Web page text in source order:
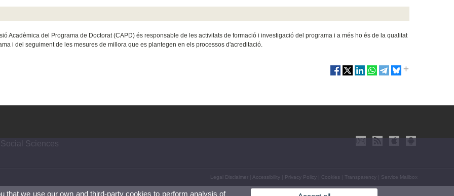
Acadèmica del Programa de Doctorat (CAPD) és responsable de les activitats de formació i investigació del programa i a més ho és de la qualitat
i del seguiment de les mesures de millora que es plantegen en els processos d'acreditació.
Sciences
Legal Disclaimer Accessibility Privacy Policy Cookies Transparency Service Mailbox
that we use our own and third-party cookies to perform analysis of